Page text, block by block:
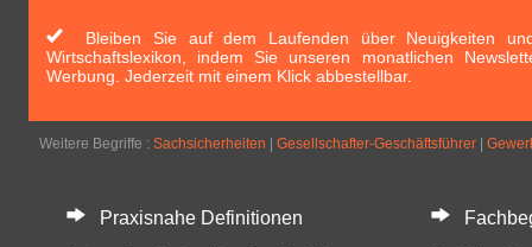
Bleiben Sie auf dem Laufenden über Neuigkeiten
Wirtschaftslexikon, indem Sie unseren monatlichen
Werbung. Jederzeit mit einem Klick abbestellbar.
Weitere Begriffe : Sachsicherheiten Gesellschafter-Geschäftsführer
Praxisnahe Definitionen